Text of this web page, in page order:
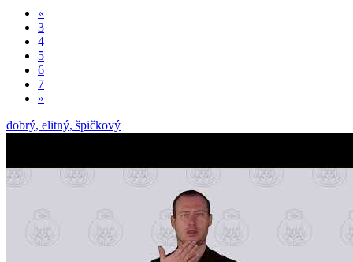
«
3
4
5
6
7
»
dobrý, elitný, špičkový